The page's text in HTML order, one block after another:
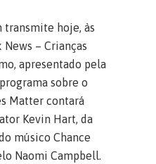
transmite hoje, às
– Crianças
apresentado pela
sobre o
Matter contará
Kevin Hart, da
músico Chance
Naomi Campbell.